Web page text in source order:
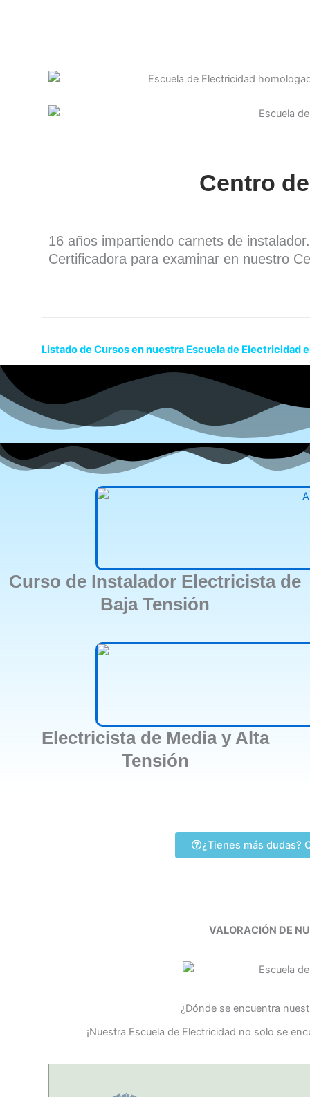
Centro
16 años impartiendo carnets de
Certificadora para examinar en nuestro
Listado de Cursos en nuestra Escuela de Electricidad
Curso de Instalador Electricista de
Baja Tensión
Electricista de Media y Alta
Tensión
¿Tienes más dudas?
VALORACIÓN DE
¿Dónde se encuentra
¡Nuestra Escuela de Electricidad no solo se